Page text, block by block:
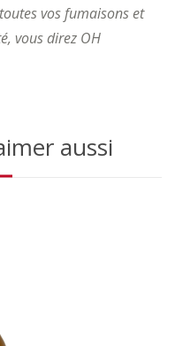
vos fumaisons et
vous direz OH
aussi